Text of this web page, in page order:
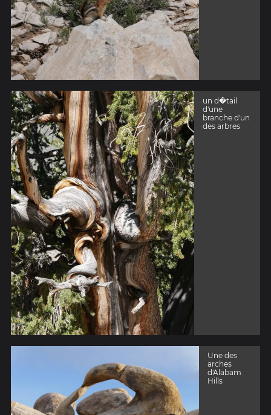
un d�tail
d'une
branche d'un
des arbres
Une des
arches
d'Alabam
Hills